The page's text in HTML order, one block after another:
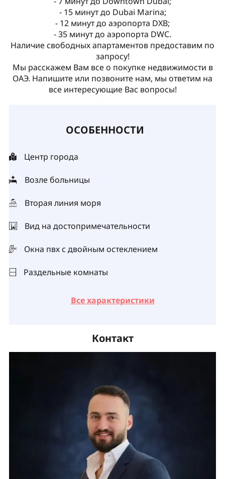
- 15 минут до Dubai Marina;
- 12 минут до аэропорта DXB;
- 35 минут до аэропорта DWC.
Наличие свободных апартаментов предоставим по
запросу!
Мы расскажем Вам все о покупке недвижимости в
ОАЭ. Напишите или позвоните нам, мы ответим на
все интересующие Вас вопросы!
ОСОБЕННОСТИ
Центр города
Возле больницы
Вторая линия моря
Вид на достопримечательности
Окна пвх с двойным остеклением
Раздельные комнаты
Все характеристики
Контакт